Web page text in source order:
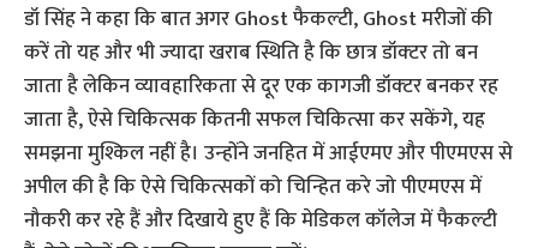
डॉ सिंह ने कहा कि बात अगर Ghost फैकल्‍टी, Ghost मरीजों की
करें तो यह और भी ज्‍यादा खराब स्थिति है कि छात्र डॉक्‍टर तो बन
जाता है लेकिन व्‍यावहारिकता से दूर एक कागजी डॉक्‍टर बनकर रह
जाता है, ऐसे चिकित्‍सक कितनी सफल चिकित्‍सा कर सकेंगे, यह
समझना मुश्किल नहीं है। उन्‍होंने जनहित में आईएमए और पीएमएस से
अपील की है कि ऐसे चिकित्‍सकों को चिन्हित करे जो पीएमएस में
नौकरी कर रहे हैं और दिखाये हुए हैं कि मेडिकल कॉलेज में फैकल्‍टी